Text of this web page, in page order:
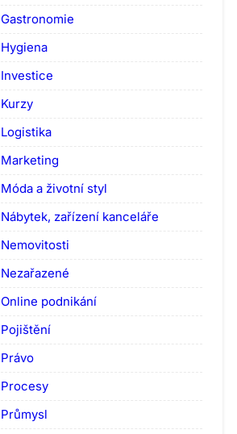
Gastronomie
Hygiena
Investice
Kurzy
Logistika
Marketing
Móda a životní styl
Nábytek, zařízení kanceláře
Nemovitosti
Nezařazené
Online podnikání
Pojištění
Právo
Procesy
Průmysl